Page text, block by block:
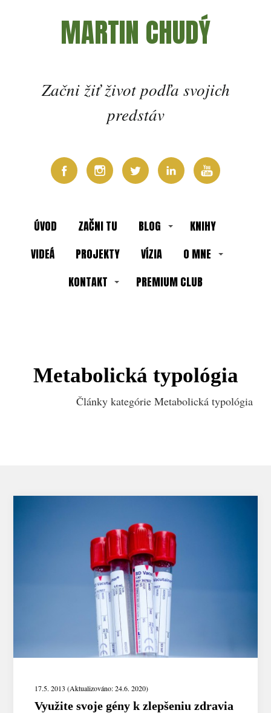
MARTIN CHUDÝ
Začni žiť život podľa svojich
predstáv
ÚVOD ZAČNI TU BLOG
KNIHY
VIDEÁ
PROJEKTY VÍZIA
O MNE
KONTAKT
PREMIUM CLUB
Metabolická typológia
Články kategórie Metabolická typológia
17.5. 2013 (Aktualizováno: 24.6. 2020)
Využite svoje gény k zlepšeniu zdravia